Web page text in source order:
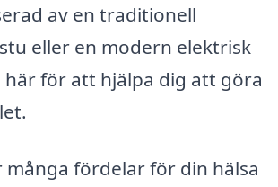
av en traditionell
eller en modern elektrisk
för att hjälpa dig att göra
många fördelar för din hälsa